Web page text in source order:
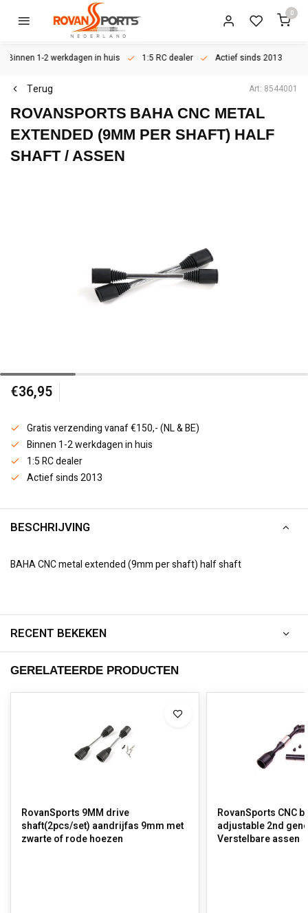
0
Binnen 1-2 werkdagen in huis 1:5 RC dealer Actief sinds 2013
Terug Art: 8544001
ROVANSPORTS BAHA CNC METAL
EXTENDED (9MM PER SHAFT) HALF
SHAFT / ASSEN
€36,95
Gratis verzending vanaf €150,- (NL & BE)
Binnen 1-2 werkdagen in huis
1:5 RC dealer
Actief sinds 2013
BESCHRIJVING
BAHA CNC metal extended (9mm per shaft) half shaft
RECENT BEKEKEN
GERELATEERDE PRODUCTEN
RovanSports 9MM drive
shaft(2pcs/set) aandrijfas 9mm met
zwarte of rode hoezen
RovanSports CNC
adjustable 2nd
Verstelbare assen